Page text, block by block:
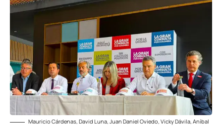
Mauricio Cárdenas, David Luna, Juan Daniel Oviedo, Vicky Dávila, Aníbal